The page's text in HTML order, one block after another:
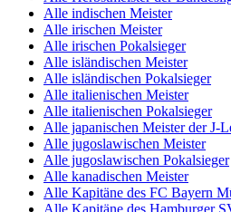
Alle indischen Meister
Alle irischen Meister
Alle irischen Pokalsieger
Alle isländischen Meister
Alle isländischen Pokalsieger
Alle italienischen Meister
Alle italienischen Pokalsieger
Alle japanischen Meister der J-
Alle jugoslawischen Meister
Alle jugoslawischen Pokalsieger
Alle kanadischen Meister
Alle Kapitäne des FC Bayern
Alle Kapitäne des Hamburger